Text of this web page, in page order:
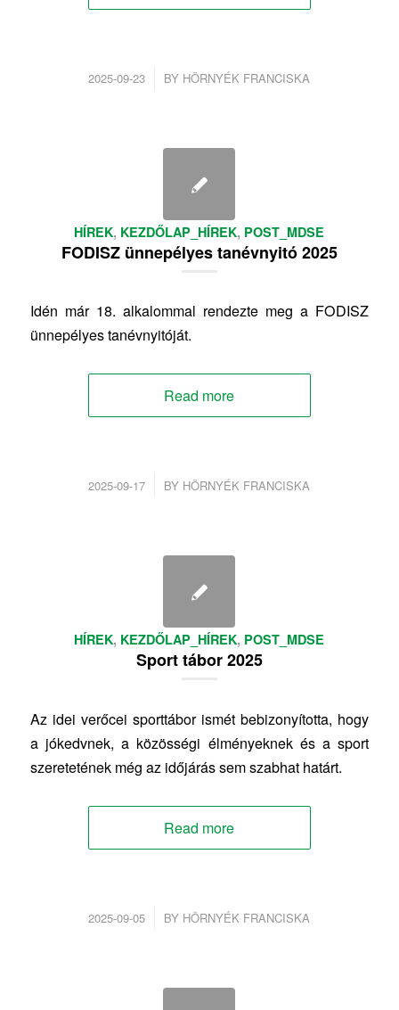
2025-09-23
/ BY HÖRNYÉK FRANCISKA
HÍREK, KEZDŐLAP_HÍREK, POST_MDSE
FODISZ ünnepélyes tanévnyitó 2025
Idén már 18. alkalommal rendezte meg a FODISZ
ünnepélyes tanévnyitóját.
Read more
2025-09-17
/ BY HÖRNYÉK FRANCISKA
HÍREK, KEZDŐLAP_HÍREK, POST_MDSE
Sport tábor 2025
Az idei verőcei sporttábor ismét bebizonyította, hogy
a jókedvnek, a közösségi élményeknek és a sport
szeretetének még az időjárás sem szabhat határt.
Read more
2025-09-05
/ BY HÖRNYÉK FRANCISKA